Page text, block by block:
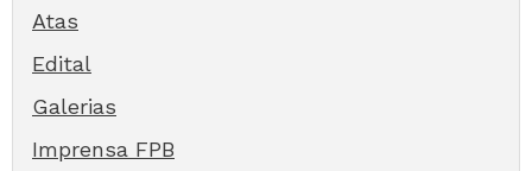
Atas
Edital
Galerias
Imprensa FPB